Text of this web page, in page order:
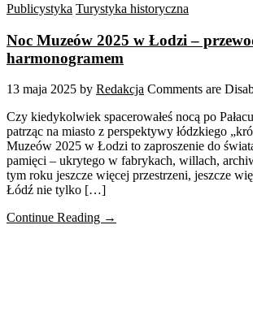
Publicystyka Turystyka historyczna
Noc Muzeów 2025 w Łodzi –
harmonogramem
13 maja 2025 by Redakcja Comments are
Czy kiedykolwiek spacerowałeś nocą po
patrząc na miasto z perspektywy łódzkiego
Muzeów 2025 w Łodzi to zaproszenie do
pamięci – ukrytego w fabrykach, willach,
tym roku jeszcze więcej przestrzeni, jeszcze
Łódź nie tylko […]
Continue Reading →